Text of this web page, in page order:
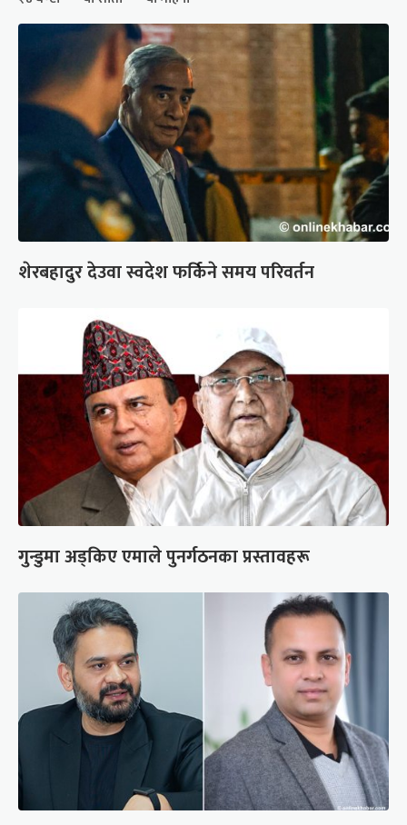
शेरबहादुर देउवा स्वदेश फर्किने समय परिवर्तन
गुन्डुमा अड्किए एमाले पुनर्गठनका प्रस्तावहरू